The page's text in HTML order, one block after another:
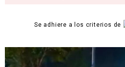
Se adhiere a los criterios de